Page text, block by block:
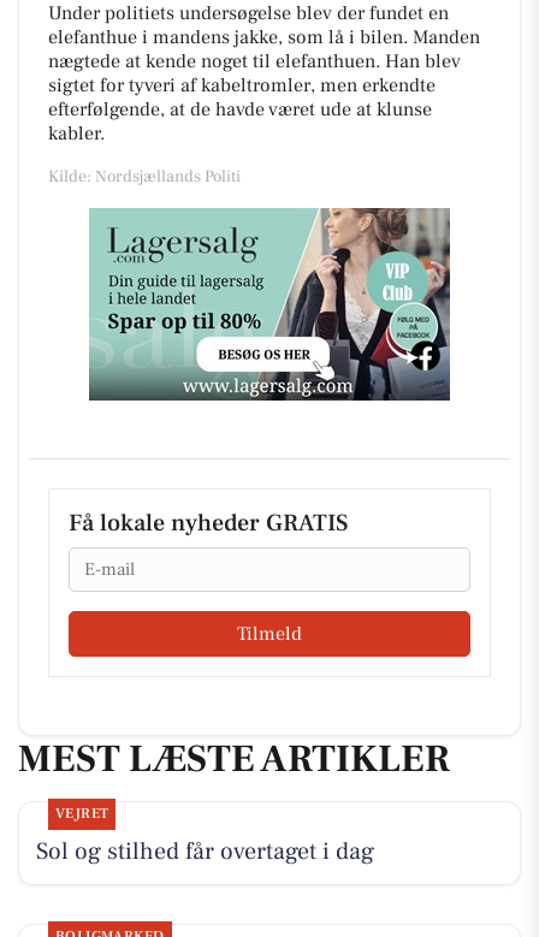
Under politiets undersøgelse blev der fundet en
elefanthue i mandens jakke, som lå i bilen. Manden
nægtede at kende noget til elefanthuen. Han blev
sigtet for tyveri af kabeltromler, men erkendte
efterfølgende, at de havde været ude at klunse
kabler.
Kilde: Nordsjællands Politi
Få lokale nyheder GRATIS
Email
Tilmeld
MEST LÆSTE ARTIKLER
VEJRET
Sol og stilhed får overtaget i dag